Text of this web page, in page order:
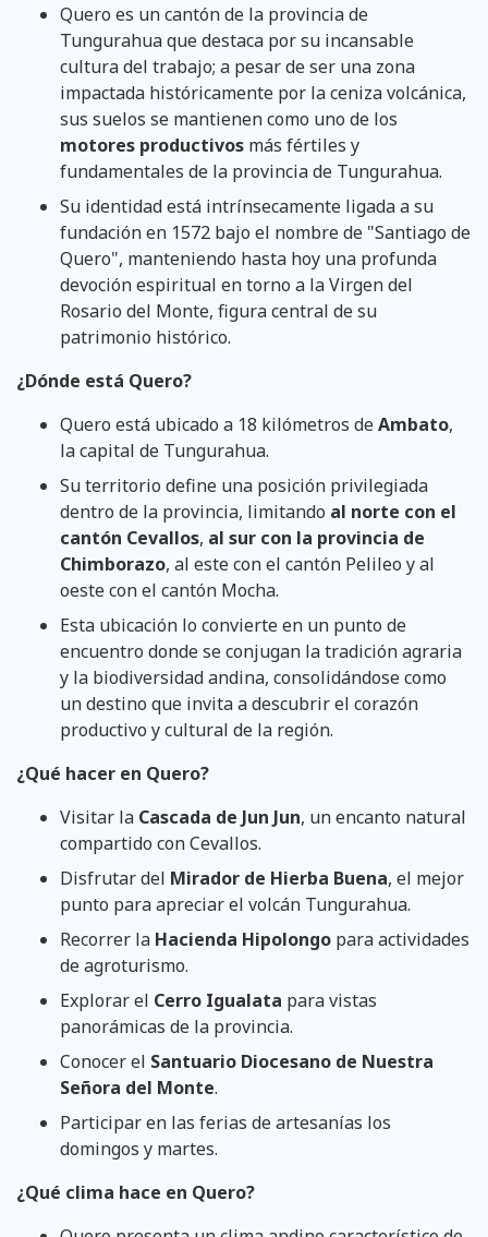
Quero es un cantón de la provincia de
Tungurahua que destaca por su incansable
cultura del trabajo; a pesar de ser una zona
impactada históricamente por la ceniza volcánica,
sus suelos se mantienen como uno de los
motores productivos más fértiles y
fundamentales de la provincia de Tungurahua.
Su identidad está intrínsecamente ligada a su
fundación en 1572 bajo el nombre de "Santiago de
Quero", manteniendo hasta hoy una profunda
devoción espiritual en torno a la Virgen del
Rosario del Monte, figura central de su
patrimonio histórico.
¿Dónde está Quero?
Quero está ubicado a 18 kilómetros deAmbato,
la capital de Tungurahua.
Su territorio define una posición privilegiada
dentro de la provincia, limitando al norte con el
cantón Cevallos, al sur con la provincia de
Chimborazo, al este con el cantón Pelileo y al
oeste con el cantón Mocha.
Esta ubicación lo convierte en un punto de
encuentro donde se conjugan la tradición agraria
y la biodiversidad andina, consolidándose como
un destino que invita a descubrir el corazón
productivo y cultural de la región.
¿Qué hacer en Quero?
Visitar la Cascada de Jun Jun, un encanto natural
compartido con Cevallos.
Disfrutar del Mirador de Hierba Buena, el mejor
punto para apreciar el volcán Tungurahua.
Recorrer la Hacienda Hipolongo para actividades
de agroturismo.
Explorar el Cerro Igualata para vistas
panorámicas de la provincia.
Conocer el Santuario Diocesano de Nuestra
Señora del Monte.
Participar en las ferias de artesanías los
domingos y martes.
¿Qué clima hace en Quero?